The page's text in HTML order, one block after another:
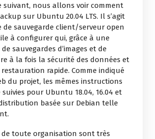
suivant, nous allons voir comment
sur Ubuntu 20.04 LTS. Il s’agit
de sauvegarde client/serveur open
à configurer qui, grâce à une
sauvegardes d’images et de
à la fois la sécurité des données et
rapide. Comme indiqué
du projet, les mêmes instructions
pour Ubuntu 18.04, 16.04 et
basée sur Debian telle
de toute organisation sont très